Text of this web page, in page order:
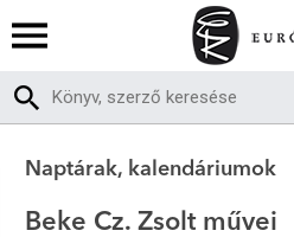
Naptárak, kalendáriumok
Beke Cz. Zsolt művei